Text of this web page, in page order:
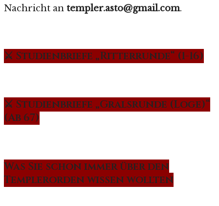
Nachricht an templer.asto@gmail.com.
⚔️ Studienbriefe „Ritterrunde“ (1-16)
⚔️ Studienbriefe „Gralsrunde (Loge)“
(Ab 67)
Was Sie schon immer über den
Templerorden wissen wollten